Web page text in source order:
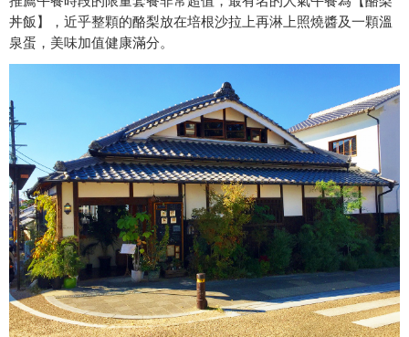
丼飯】，近乎整顆的酪梨放在培根沙拉上再淋上照燒醬及一顆溫
泉蛋，美味加值健康滿分。